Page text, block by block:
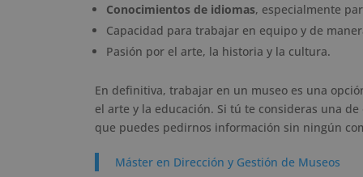
Conocimientos de idiomas, especialmente
Capacidad para trabajar en equipo y de
Pasión por el arte, la historia y la cultura.
En definitiva, trabajar en un museo es una
el arte y la educación. Si tú te consideras una
que puedes pedirnos información sin ningún
Máster en Dirección y Gestión de Museos